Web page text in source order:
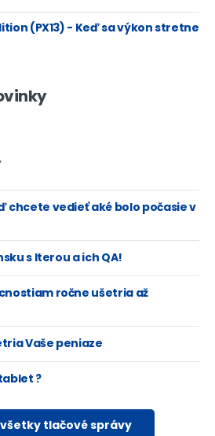
(PX13) - Keď sa výkon stretne
chcete vedieť aké bolo počasie v
s Iterou a ich QA!
ročne ušetria až
Vaše peniaze
?
tlačové správy